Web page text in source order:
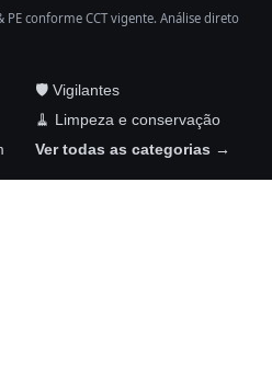
conforme CCT vigente. Análise direto
🛡️ Vigilantes
🧹 Limpeza e conservação
Ver todas as categorias →